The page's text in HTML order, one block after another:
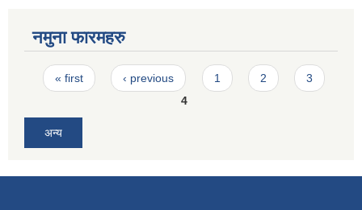
नमुना फारमहरु
Pages
« first ‹ previous 1 2
3
4
अन्य